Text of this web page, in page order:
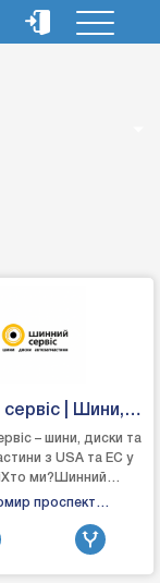
| Шини,
– шини, диски та
з USA та EC у
ми?Шинний
надійний магазин у
зна...
проспект
13